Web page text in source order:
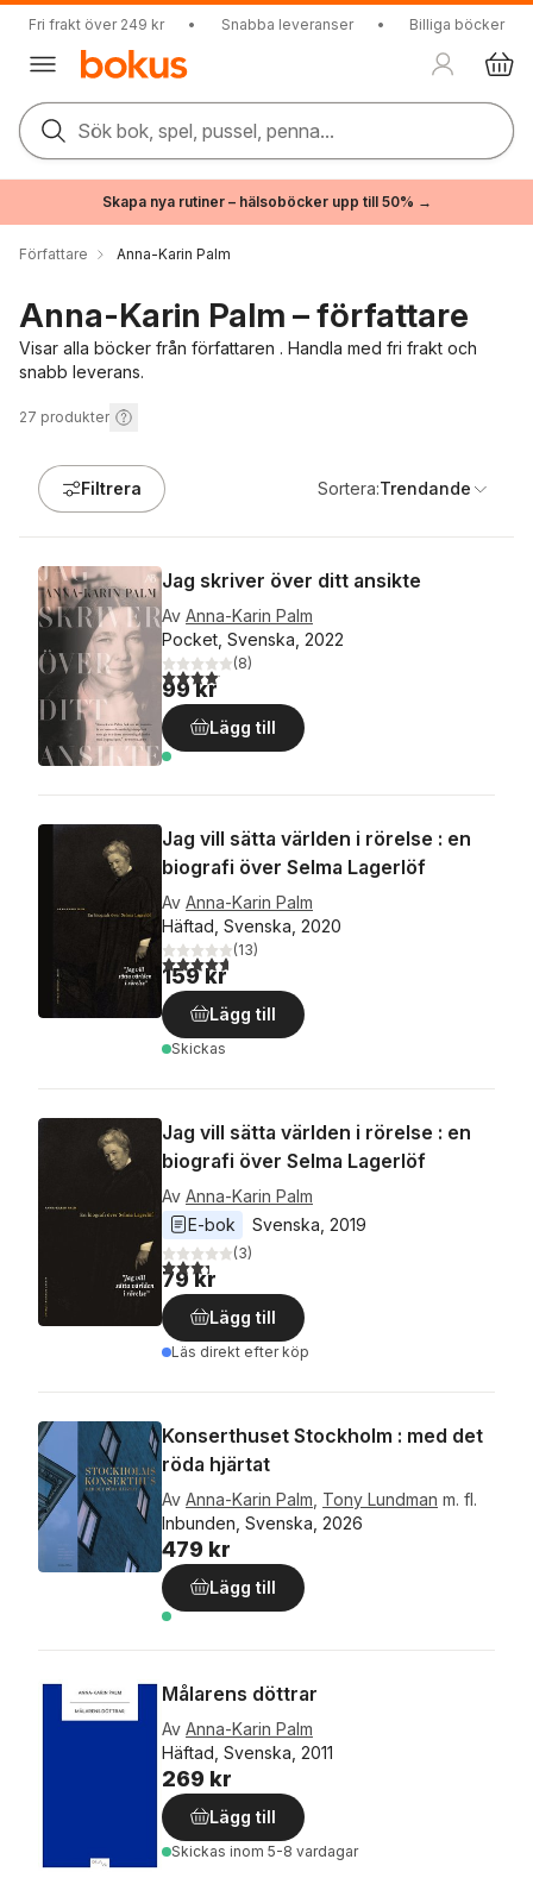
Fri frakt över 249 kr • Snabba leveranser • Billiga böcker
Sök bok, spel, pussel, penna...
Skapa nya rutiner – hälsoböcker upp till 50% →
Författare Anna-Karin Palm
Anna-Karin Palm – författare
Visar alla böcker från författaren . Handla med fri frakt och
snabb leverans.
27 produkter
Filtrera Sortera:Trendande
Jag skriver över ditt ansikte
Av Anna-Karin Palm
Pocket, Svenska, 2022
4,1utav 5 stjärnor. Totalt antal röster:
(8)
99 kr
Lägg till
Jag vill sätta världen i rörelse : en
biografi över Selma Lagerlöf
Av Anna-Karin Palm
Häftad, Svenska, 2020
4,7utav 5 stjärnor. Totalt antal röster:
(13)
159 kr
Lägg till
Skickas
Jag vill sätta världen i rörelse : en
biografi över Selma Lagerlöf
Av Anna-Karin Palm
E-bok
Svenska 2019
3,3utav 5 stjärnor. Totalt antal röster:
(3)
79 kr
Lägg till
Läs direkt efter köp
Konserthuset Stockholm : med det
röda hjärtat
Av Anna-Karin Palm Tony Lundman m. fl.
Inbunden, Svenska, 2026
479 kr
Lägg till
Målarens döttrar
Av Anna-Karin Palm
Häftad, Svenska, 2011
269 kr
Lägg till
Skickas inom 5-8 vardagar